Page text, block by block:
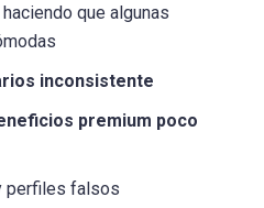
haciendo que algunas
inconsistente
premium poco
perfiles falsos